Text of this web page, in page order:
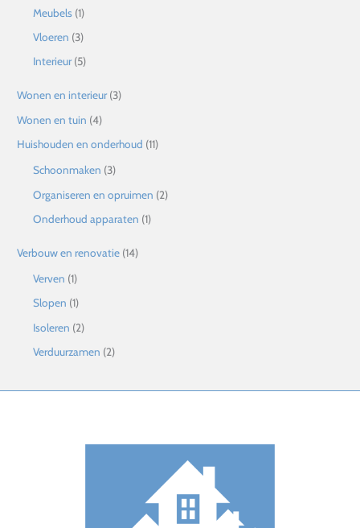
Meubels (1)
Vloeren (3)
Interieur(5)
Wonen en interieur(3)
Wonen en tuin (4)
Huishouden en onderhoud (11)
Schoonmaken (3)
Organiseren en opruimen (2)
Onderhoud apparaten (1)
Verbouw en renovatie (14)
Verven (1)
Slopen (1)
Isoleren (2)
Verduurzamen (2)